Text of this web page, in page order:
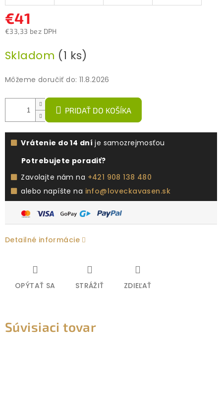
€41
€33,33 bez DPH
cena:
Skladom (1 ks)
Môžeme doručiť do: 11.8.2026
PRIDAŤ DO KOŠÍKA
Vrátenie do 14 dní je samozrejmosťou
Potrebujete poradiť?
Zavolajte nám na +421 908 138 480
alebo napíšte na info@loveckavasen.sk
Detailné informácie
OPÝTAŤ SA STRÁŽIŤ ZDIEĽAŤ
Súvisiaci tovar